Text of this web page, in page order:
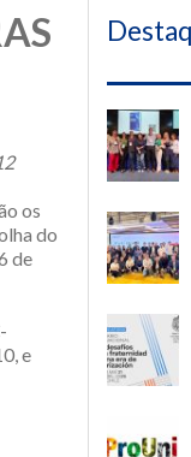
os
do
de
e